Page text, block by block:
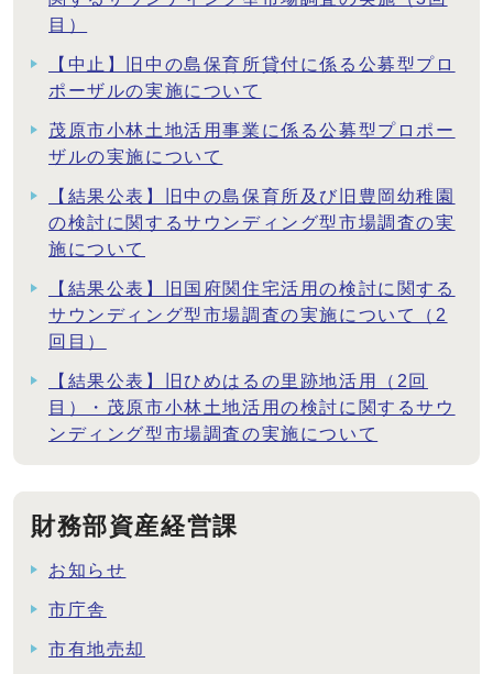
目）
【中止】旧中の島保育所貸付に係る公募型プロ
ポーザルの実施について
茂原市小林土地活用事業に係る公募型プロポー
ザルの実施について
【結果公表】旧中の島保育所及び旧豊岡幼稚園
の検討に関するサウンディング型市場調査の実
施について
【結果公表】旧国府関住宅活用の検討に関する
サウンディング型市場調査の実施について（2
回目）
【結果公表】旧ひめはるの里跡地活用（2回
目）・茂原市小林土地活用の検討に関するサウ
ンディング型市場調査の実施について
財務部資産経営課
お知らせ
市庁舎
市有地売却